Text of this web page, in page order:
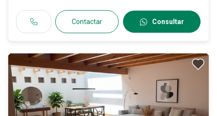
Contactar Consultar